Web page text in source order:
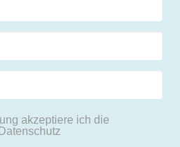
akzeptiere ich die
Datenschutz